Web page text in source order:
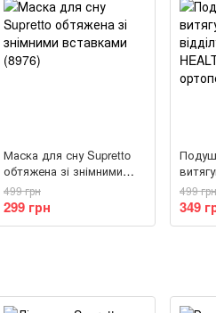
Маска для сну Supretto
обтяжена зі знімними
вставками (8976)
299 грн
499 грн
349
499 грн